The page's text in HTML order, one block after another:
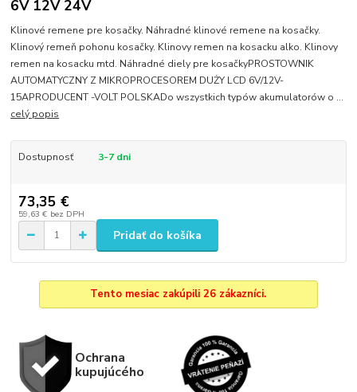
6V 12V 24V
Klinové remene pre kosačky. Náhradné klinové remene na kosačky.
Klinový remeň pohonu kosačky. Klinovy remen na kosacku alko. Klinovy
remen na kosacku mtd. Náhradné diely pre kosačkyPROSTOWNIK
AUTOMATYCZNY Z MIKROPROCESOREM DUŻY LCD 6V/12V-
15APRODUCENT -VOLT POLSKADo wszystkich typów akumulatorów o ...
celý popis
Dostupnosť 3-7 dni
73,35 €
59,63 € bez DPH
Pridať do košíka
Tento mesiac zakúpili 26 zákazníci.
Ochrana
kupujúcého